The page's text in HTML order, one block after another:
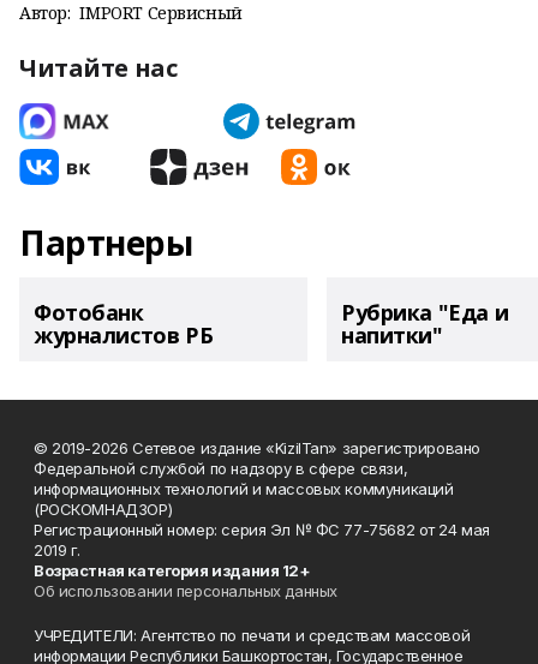
Автор: IMPORT Сервисный
Читайте нас
Партнеры
Фотобанк
журналистов РБ
Рубрика "Еда и
напитки"
© 2019-2026 Сетевое издание «KizilTan» зарегистрировано
Федеральной службой по надзору в сфере связи,
информационных технологий и массовых коммуникаций
(РОСКОМНАДЗОР)
Регистрационный номер: серия Эл № ФС 77-75682 от 24 мая
2019 г.
Возрастная категория издания 12+
Об использовании персональных данных
УЧРЕДИТЕЛИ: Агентство по печати и средствам массовой
информации Республики Башкортостан, Государственное